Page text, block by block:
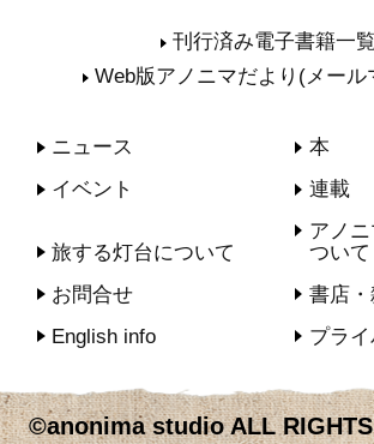
刊行済み電子書籍一覧
Web版アノニマだより(メール
ニュース
本
イベント
連載
旅する灯台について
アノ
ついて
お問合せ
書店
English info
プラ
©anonima studio ALL RIGHTS